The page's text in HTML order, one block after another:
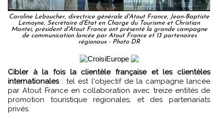
Caroline Leboucher, directrice générale d'Atout France, Jean-Baptiste
Lemoyne, Secrétaire d'Etat en Charge du Tourisme et Christian
Mantei, président d'Atout France ont présenté la grande campagne
de communication lancée par Atout France et 13 partenaires
régionaux - Photo DR
Cibler à la fois la clientèle française et les clientèles
internationales: tel est l'objectif de la campagne lancée
par Atout France en collaboration avec treize entités de
promotion touristique régionales, et des partenariats
privés.